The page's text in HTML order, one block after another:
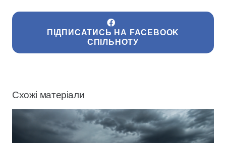
ПІДПИСАТИСЬ НА FACEBOOK
СПІЛЬНОТУ
Схожі матеріали